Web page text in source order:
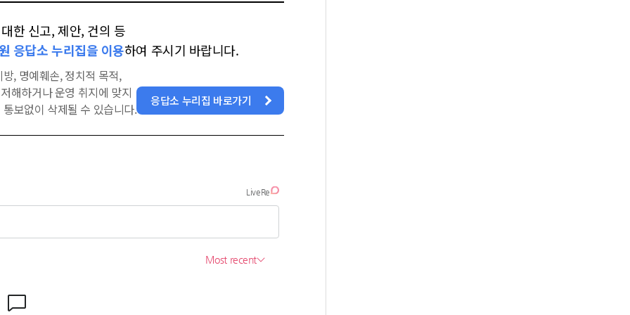
한 신고, 제안, 건의 등
응답소 누리집을 이용하여 주시기 바랍니다.
, 명예훼손, 정치적 목적,
해하거나 운영 취지에 맞지
보없이 삭제될 수 있습니다.
응답소 누리집 바로가기